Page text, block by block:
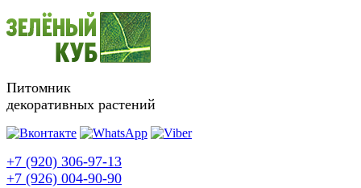
Питомник
декоративных растений
+7 (920) 306-97-13
+7 (926) 004-90-90